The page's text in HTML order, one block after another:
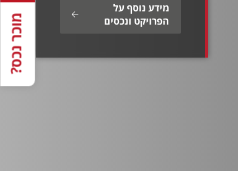
מידע נוסף על
הפרויקט ונכסים
מוכר נכס?